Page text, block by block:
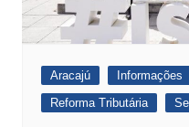
Aracajú Informações
Reforma Tributária